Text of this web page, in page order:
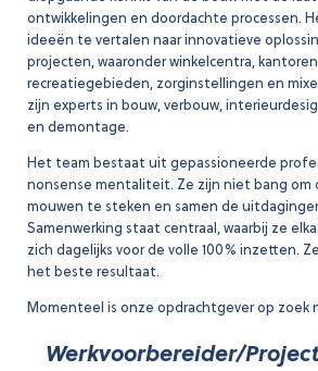
ontwikkelingen en doordachte processen.
ideeën te vertalen naar innovatieve
projecten, waaronder winkelcentra,
recreatiegebieden, zorginstellingen en
zijn experts in bouw, verbouw,
en demontage.
Het team bestaat uit gepassioneerde
nonsense mentaliteit. Ze zijn niet bang om
mouwen te steken en samen de
Samenwerking staat centraal, waarbij ze
zich dagelijks voor de volle 100% inzetten.
het beste resultaat.
Momenteel is onze opdrachtgever op zoek
Werkvoorbereider/